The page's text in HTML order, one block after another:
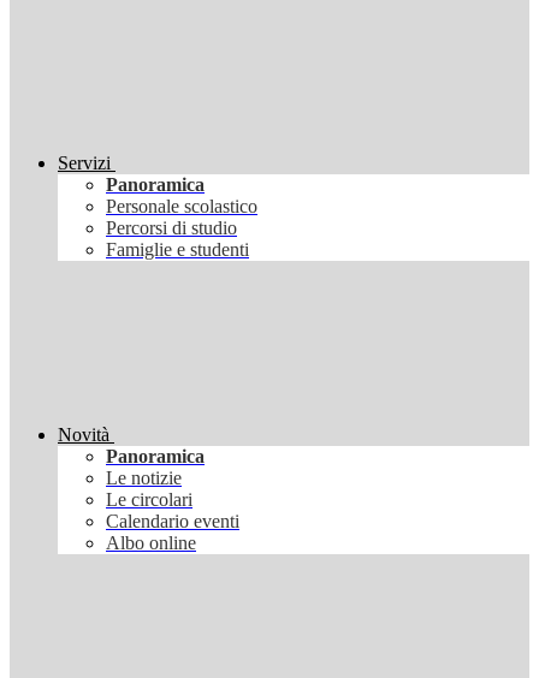
Servizi
Panoramica
Personale scolastico
Percorsi di studio
Famiglie e studenti
Novità
Panoramica
Le notizie
Le circolari
Calendario eventi
Albo online